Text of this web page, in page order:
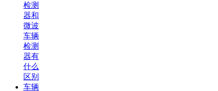
检测
器和
微波
车辆
检测
器有
什么
区别
车辆